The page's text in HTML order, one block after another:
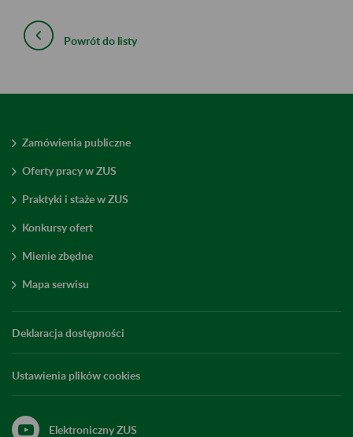
Powrót do listy
Zamówienia publiczne
Oferty pracy w ZUS
Praktyki i staże w ZUS
Konkursy ofert
Mienie zbędne
Mapa serwisu
Deklaracja dostępności
Ustawienia plików cookies
Elektroniczny ZUS